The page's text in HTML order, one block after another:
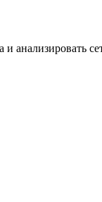
анализировать